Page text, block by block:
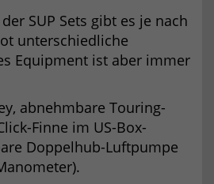
SUP Sets gibt es je nach
unterschiedliche
Equipment ist aber immer
abnehmbare Touring-
Finne im US-Box-
Doppelhub-Luftpumpe